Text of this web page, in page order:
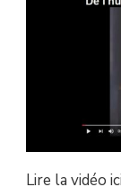
Lire la vidéo